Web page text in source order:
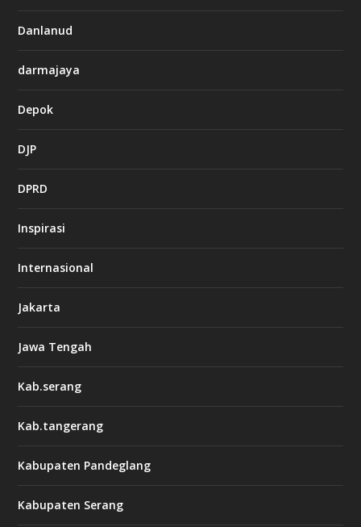
Danlanud
darmajaya
Depok
DJP
DPRD
Inspirasi
Internasional
Jakarta
Jawa Tengah
Kab.serang
Kab.tangerang
Kabupaten Pandeglang
Kabupaten Serang